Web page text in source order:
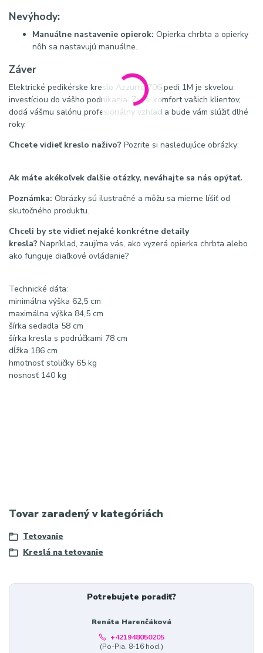
Nevýhody:
Manuálne nastavenie opierok: Opierka chrbta a opierky
nôh sa nastavujú manuálne.
Záver
Elektrické pedikérske kreslo Azzurro 706 pedi 1M je skvelou
investíciou do vášho podnikania. Zvýši komfort vašich klientov,
dodá vášmu salónu profesionálny vzhľad a bude vám slúžiť dlhé
roky.
Chcete vidieť kreslo naživo? Pozrite si nasledujúce obrázky:
Ak máte akékoľvek ďalšie otázky, neváhajte sa nás opýtať.
Poznámka: Obrázky sú ilustračné a môžu sa mierne líšiť od
skutočného produktu.
Chceli by ste vidieť nejaké konkrétne detaily
kresla? Napríklad, zaujíma vás, ako vyzerá opierka chrbta alebo
ako funguje diaľkové ovládanie?
Technické dáta:
minimálna výška 62,5 cm
maximálna výška 84,5 cm
šírka sedadla 58 cm
šírka kresla s podrúčkami 78 cm
dĺžka 186 cm
hmotnosť stoličky 65 kg
nosnosť 140 kg
Tovar zaradený v kategóriách
Tetovanie
Kreslá na tetovanie
Potrebujete poradiť?
Renáta Harenčáková
+421948050205
(Po-Pia, 8-16 hod.)